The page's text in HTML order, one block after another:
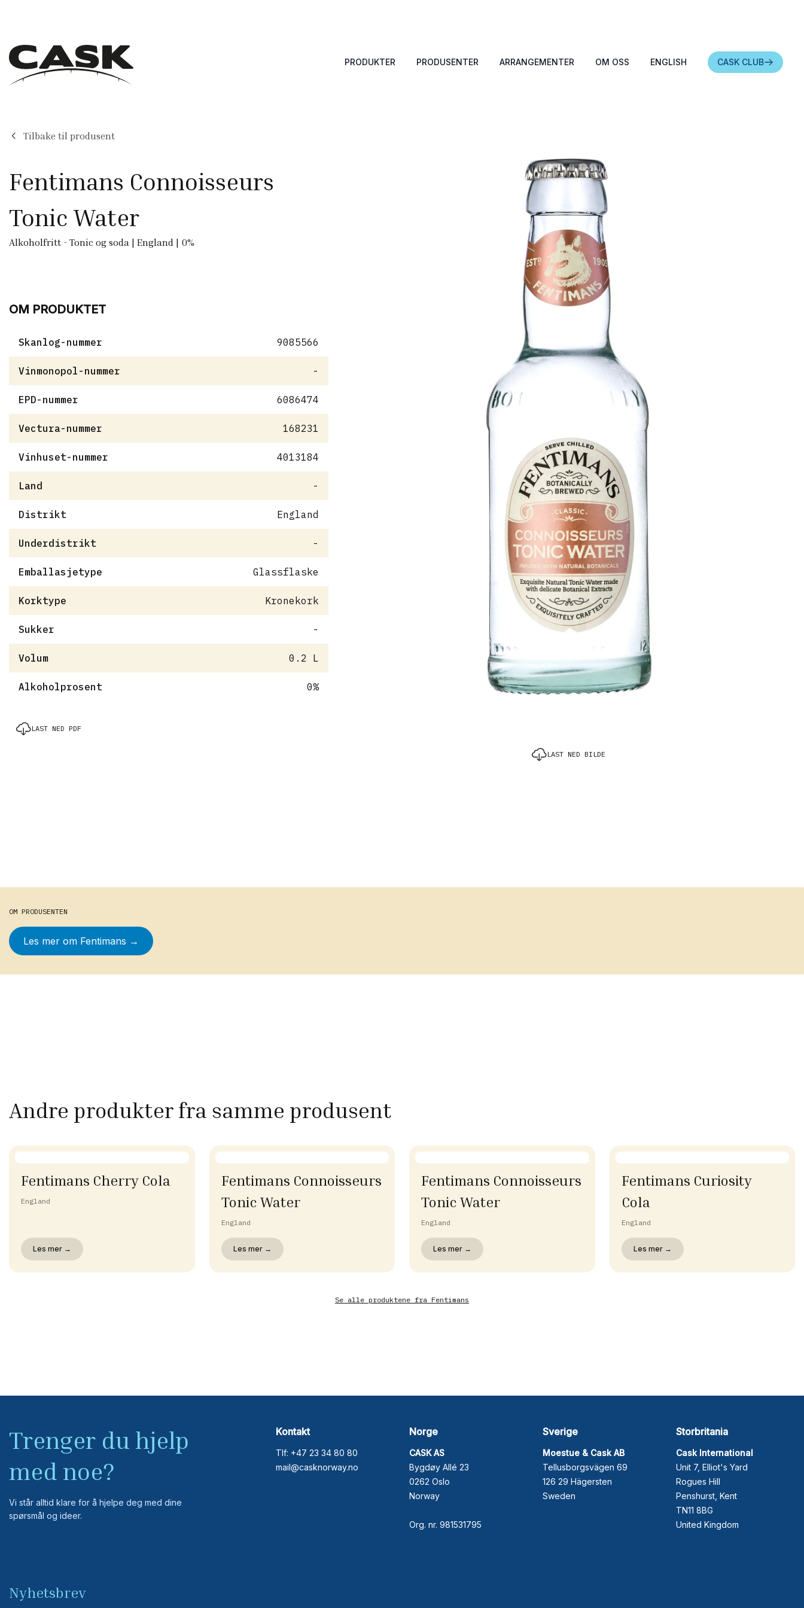
PRODUKTER PRODUSENTER ARRANGEMENTER OM OSS ENGLISH CASK CLUB
Tilbake til produsent
Fentimans Connoisseurs
Tonic Water
Alkoholfritt - Tonic og soda | England | 0%
OM PRODUKTET
Skanlog-nummer 9085566
Vinmonopol-nummer -
EPD-nummer 6086474
Vectura-nummer 168231
Vinhuset-nummer 4013184
Land -
Distrikt England
Underdistrikt -
Emballasjetype Glassflaske
Korktype Kronekork
Sukker -
Volum 0.2 L
Alkoholprosent 0%
LAST NED PDF
LAST NED BILDE
OM PRODUSENTEN
Les mer om Fentimans →
Andre produkter fra samme produsent
Fentimans Cherry Cola
England
Les mer →
Fentimans Connoisseurs
Tonic Water
England
Les mer →
Fentimans Connoisseurs
Tonic Water
England
Les mer →
Fentimans Curiosity
Cola
England
Les mer →
Se alle produktene fra Fentimans
Trenger du hjelp
med noe?
Vi står alltid klare for å hjelpe deg med dine
spørsmål og ideer.
Kontakt
Tlf: +47 23 34 80 80
mail@casknorway.no
Norge
CASK AS
Bygdøy Allé 23
0262 Oslo
Norway
Org. nr. 981531795
Sverige
Moestue & Cask AB
Tellusborgsvägen 69
126 29 Hägersten
Sweden
Storbritania
Cask International
Unit 7, Elliot's Yard
Rogues Hill
Penshurst, Kent
TN11 8BG
United Kingdom
Nyhetsbrev